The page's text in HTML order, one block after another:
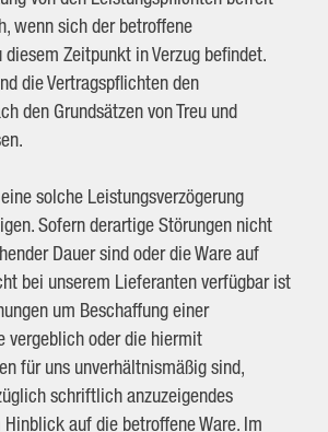
wenn sich der betroffene
diesem Zeitpunkt in Verzug befindet.
die Vertragspflichten den
den Grundsätzen von Treu und
solche Leistungsverzögerung
Sofern derartige Störungen nicht
Dauer sind oder die Ware auf
bei unserem Lieferanten verfügbar ist
um Beschaffung einer
vergeblich oder die hiermit
für uns unverhältnismäßig sind,
schriftlich anzuzeigendes
auf die betroffene Ware. Im